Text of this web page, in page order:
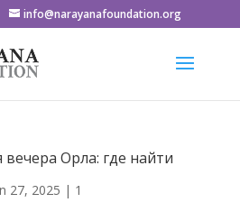
info@narayanafoundation.org
вечера Орла: где найти
27, 2025 | 1